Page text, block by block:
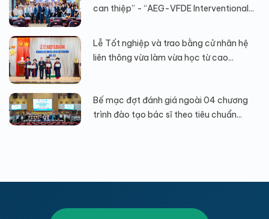
can thiệp” - “AEG-VFDE Interventional...
Lễ Tốt nghiệp và trao bằng cử nhân hệ
liên thông vừa làm vừa học từ cao...
Bế mạc đợt đánh giá ngoài 04 chương
trình đào tạo bác sĩ theo tiêu chuẩn...